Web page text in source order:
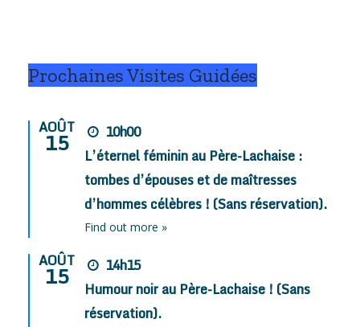
Prochaines Visites Guidées
AOÛT
15
10h00
L’éternel féminin au Père-Lachaise :
tombes d’épouses et de maîtresses
d’hommes célèbres ! (Sans réservation).
Find out more »
AOÛT
15
14h15
Humour noir au Père-Lachaise ! (Sans
réservation).